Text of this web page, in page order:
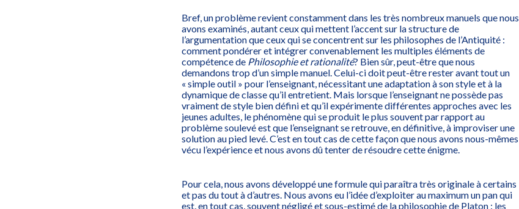
Bref, un problème revient constamment dans les très nombreux manuels que nous
avons examinés, autant ceux qui mettent l’accent sur la structure de
l’argumentation que ceux qui se concentrent sur les philosophes de l’Antiquité :
comment pondérer et intégrer convenablement les multiples éléments de
compétence de Philosophie et rationalité? Bien sûr, peut-être que nous
demandons trop d’un simple manuel. Celui-ci doit peut-être rester avant tout un
« simple outil » pour l’enseignant, nécessitant une adaptation à son style et à la
dynamique de classe qu’il entretient. Mais lorsque l’enseignant ne possède pas
vraiment de style bien défini et qu’il expérimente différentes approches avec les
jeunes adultes, le phénomène qui se produit le plus souvent par rapport au
problème soulevé est que l’enseignant se retrouve, en définitive, à improviser une
solution au pied levé. C’est en tout cas de cette façon que nous avons nous-mêmes
vécu l’expérience et nous avons dû tenter de résoudre cette énigme.
Pour cela, nous avons développé une formule qui paraîtra très originale à certains
et pas du tout à d’autres. Nous avons eu l’idée d’exploiter au maximum un pan qui
est, en tout cas, souvent négligé et sous-estimé de la philosophie de Platon : les